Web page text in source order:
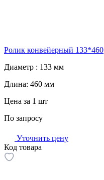
Ролик конвейерный 133*460
Диаметр : 133 мм
Длина: 460 мм
Цена за 1 шт
По запросу
Уточнить цену
Код товара